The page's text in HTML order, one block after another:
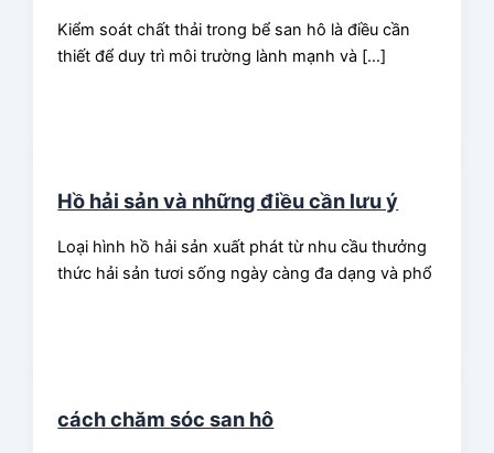
Kiểm soát chất thải trong bể san hô là điều cần
thiết để duy trì môi trường lành mạnh và […]
Hồ hải sản và những điều cần lưu ý
Loại hình hồ hải sản xuất phát từ nhu cầu thưởng
thức hải sản tươi sống ngày càng đa dạng và phổ
cách chăm sóc san hô